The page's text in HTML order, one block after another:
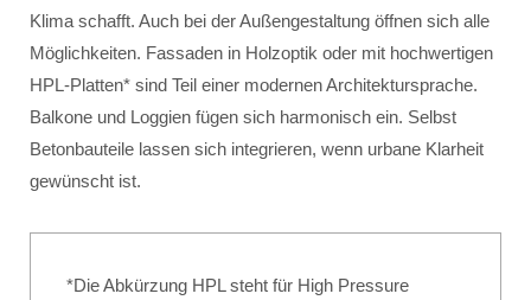
Klima schafft. Auch bei der Außengestaltung öffnen sich alle
Möglichkeiten. Fassaden in Holzoptik oder mit hochwertigen
HPL-Platten* sind Teil einer modernen Architektursprache.
Balkone und Loggien fügen sich harmonisch ein. Selbst
Betonbauteile lassen sich integrieren, wenn urbane Klarheit
gewünscht ist.
*Die Abkürzung HPL steht für High Pressure